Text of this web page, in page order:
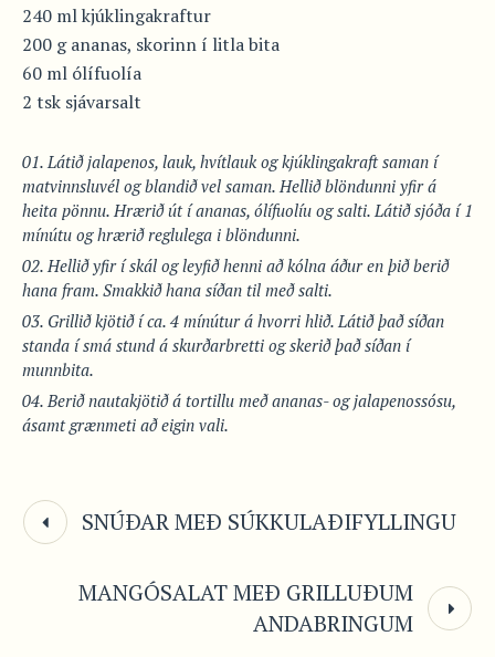
240 ml kjúklingakraftur
200 g ananas, skorinn í litla bita
60 ml ólífuolía
2 tsk sjávarsalt
Látið jalapenos, lauk, hvítlauk og kjúklingakraft saman í
matvinnsluvél og blandið vel saman. Hellið blöndunni yfir á
heita pönnu. Hrærið út í ananas, ólífuolíu og salti. Látið sjóða í 1
mínútu og hrærið reglulega i blöndunni.
Hellið yfir í skál og leyfið henni að kólna áður en þið berið
hana fram. Smakkið hana síðan til með salti.
Grillið kjötið í ca. 4 mínútur á hvorri hlið. Látið það síðan
standa í smá stund á skurðarbretti og skerið það síðan í
munnbita.
Berið nautakjötið á tortillu með ananas- og jalapenossósu,
ásamt grænmeti að eigin vali.
SNÚÐAR MEÐ SÚKKULAÐIFYLLINGU
MANGÓSALAT MEÐ GRILLUÐUM
ANDABRINGUM